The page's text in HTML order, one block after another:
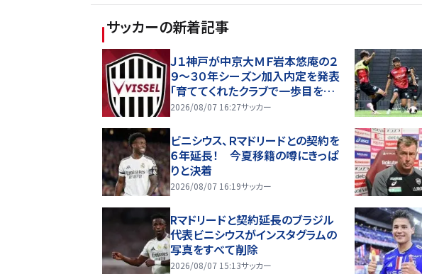
サッカーの新着記事
Ｊ１神戸が中京大ＭＦ岩本悠庵の２
９～３０年シーズン加入内定を発表
「育ててくれたクラブで一歩目を踏
み出せることを大変嬉しく思いま
2026/08/07 16:27サッカー
ビニシウス、Ｒマドリードとの契約を
６年延長！ 今夏移籍の噂にきっぱ
りと決着
2026/08/07 16:19サッカー
Rマドリードと契約延長のブラジル
代表ビニシウスがインスタグラムの
写真をすべて削除
2026/08/07 15:13サッカー